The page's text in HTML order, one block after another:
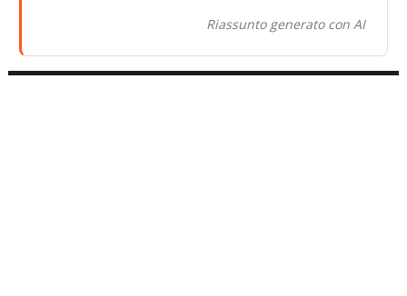
Riassunto generato con AI